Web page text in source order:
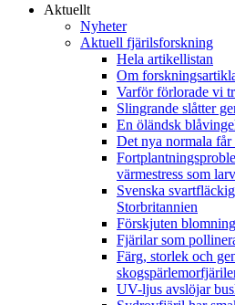
Aktuellt
Nyheter
Aktuell fjärilsforskning
Hela artikellistan
Om
Varför förlorade vi
Slingrande slåtter
En öländsk
Det nya normala får
värmestress som
Svenska
Storbritannien
Förskjuten
Fjärilar som
Färg, storlek och
UV-ljus avslöjar